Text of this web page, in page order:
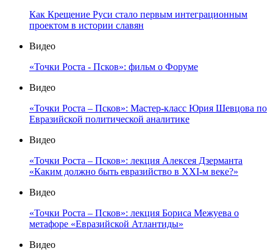
Как Крещение Руси стало первым интеграционным
проектом в истории славян
Видео
«Точки Роста - Псков»: фильм о Форуме
Видео
«Точки Роста – Псков»: Мастер-класс Юрия Шевцова по
Евразийской политической аналитике
Видео
«Точки Роста – Псков»: лекция Алексея Дзерманта
«Каким должно быть евразийство в XXI-м веке?»
Видео
«Точки Роста – Псков»: лекция Бориса Межуева о
метафоре «Евразийской Атлантиды»
Видео